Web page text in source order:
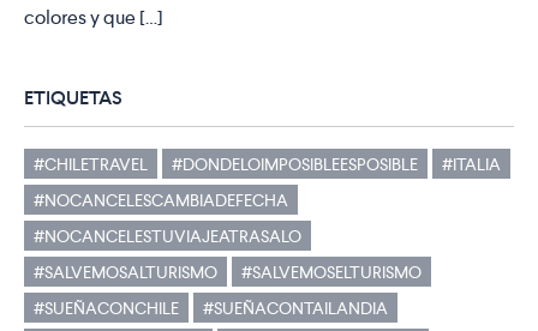
colores y que […]
ETIQUETAS
#CHILETRAVEL #DONDELOIMPOSIBLEESPOSIBLE
#ITALIA
#NOCANCELESCAMBIADEFECHA
#NOCANCELESTUVIAJEATRASALO
#SALVEMOSALTURISMO
#SALVEMOSELTURISMO
#SUEÑACONCHILE
#SUEÑACONTAILANDIA